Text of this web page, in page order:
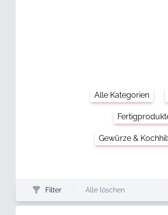
Alle Kategorien
Gewürze &
Filter Alle löschen